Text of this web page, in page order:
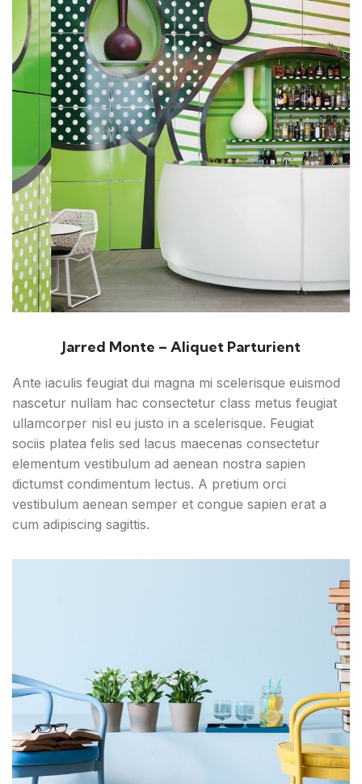
Jarred Monte – Aliquet Parturient
Ante iaculis feugiat dui magna mi scelerisque euismod
nascetur nullam hac consectetur class metus feugiat
ullamcorper nisl eu justo in a scelerisque. Feugiat
sociis platea felis sed lacus maecenas consectetur
elementum vestibulum ad aenean nostra sapien
dictumst condimentum lectus. A pretium orci
vestibulum aenean semper et congue sapien erat a
cum adipiscing sagittis.